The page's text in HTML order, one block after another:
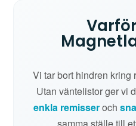
Vi tar bort hindren kring
Utan väntelistor ger vi
enkla remisseroch